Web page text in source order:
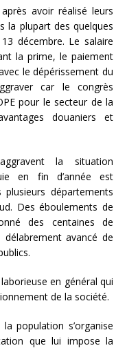
avoir réalisé leurs
la plupart des quelques
décembre. Le salaire
la prime, le paiement
le dépérissement du
car le congrès
pour le secteur de la
douaniers et
la situation
en fin d’année est
plusieurs départements
Des éboulements de
des centaines de
avancé de
en général qui
de la société.
population s’organise
que lui impose la